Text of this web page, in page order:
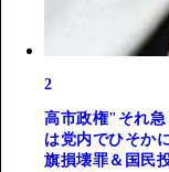
2
高市政権"それ
は党内でひそか
旗損壊罪＆国民